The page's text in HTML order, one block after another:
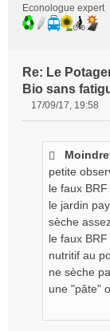
Econologue expert
Re: Le
Bio sans
17/09/17, 19:58
petite
le faux
le jardin
sèche
le faux
nutritif au
ne sèche
une "pâte"